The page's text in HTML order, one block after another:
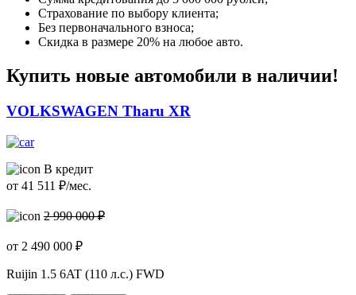
Страхование по выбору клиента;
Без первоначального взноса;
Скидка в размере 20% на любое авто.
Купить новые автомобили в наличии!
VOLKSWAGEN Tharu XR
В кредит
от 41 511 ₽/мес.
2 990 000 ₽
от 2 490 000 ₽
Ruijin 1.5 6AT (110 л.с.) FWD